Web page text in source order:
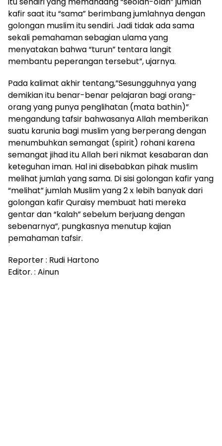
kafir saat itu “sama” berimbang jumlahnya dengan
golongan muslim itu sendiri. Jadi tidak ada sama
sekali pemahaman sebagian ulama yang
menyatakan bahwa “turun” tentara langit
membantu peperangan tersebut”, ujarnya.
Pada kalimat akhir tentang,”Sesungguhnya yang
demikian itu benar-benar pelajaran bagi orang-
orang yang punya penglihatan (mata bathin)”
mengandung tafsir bahwasanya Allah memberikan
suatu karunia bagi muslim yang berperang dengan
menumbuhkan semangat (spirit) rohani karena
semangat jihad itu Allah beri nikmat kesabaran dan
keteguhan iman. Hal ini disebabkan pihak muslim
melihat jumlah yang sama. Di sisi golongan kafir yang
“melihat” jumlah Muslim yang 2 x lebih banyak dari
golongan kafir Quraisy membuat hati mereka
gentar dan “kalah” sebelum berjuang dengan
sebenarnya”, pungkasnya menutup kajian
pemahaman tafsir.
Reporter : Rudi Hartono
Editor. : Ainun